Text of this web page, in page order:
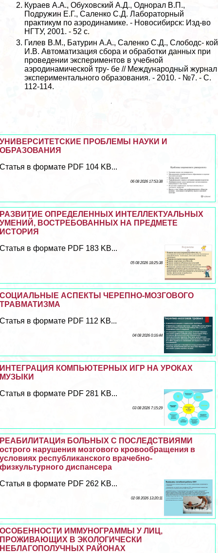
Кураев А.А., Обуховский А.Д., Однорал В.П.,
Подружин Е.Г., Саленко С.Д. Лабораторный
пpaктикум по аэродинамике. - Новосибирск: Изд-во
НГТУ, 2001. - 52 с.
Гилев В.М., Батурин А.А., Саленко С.Д., Слободс- кой
И.В. Автоматизация сбора и обработки данных при
проведении экспериментов в учебной
аэродинамической тру- бе // Международный журнал
экспериментального образования. - 2010. - №7. - С.
112-114.
УНИВЕРСИТЕТСКИЕ ПРОБЛЕМЫ НАУКИ И
ОБРАЗОВАНИЯ
Статья в формате PDF 104 KB...
06 08 2026 17:53:38
РАЗВИТИЕ ОПРЕДЕЛЕННЫХ ИНТЕЛЛЕКТУАЛЬНЫХ
УМЕНИЙ, ВОСТРЕБОВАННЫХ НА ПРЕДМЕТЕ
ИСТОРИЯ
Статья в формате PDF 183 KB...
05 08 2026 18:25:38
СОЦИАЛЬНЫЕ АСПЕКТЫ ЧЕРЕПНО-МОЗГОВОГО
ТРАВМАТИЗМА
Статья в формате PDF 112 KB...
04 08 2026 0:16:44
ИНТЕГРАЦИЯ КОМПЬЮТЕРНЫХ ИГР НА УРОКАХ
МУЗЫКИ
Статья в формате PDF 281 KB...
03 08 2026 7:15:29
РЕАБИЛИТАЦИя БОЛЬНЫХ С ПОСЛЕДСТВИЯМИ
острого нарушения мозгового кровообращения в
условиях республиканского врачебно-
физкультурного диспансера
Статья в формате PDF 262 KB...
02 08 2026 13:20:11
ОСОБЕННОСТИ ИММУНОГРАММЫ У ЛИЦ,
ПРОЖИВАЮЩИХ В ЭКОЛОГИЧЕСКИ
НЕБЛАГОПОЛУЧНЫХ РАЙОНАХ